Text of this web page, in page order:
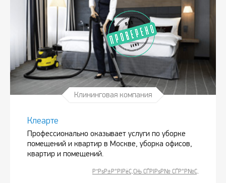
Клининговая компания
Клеарте
Профессионально оказывает услуги по уборке
помещений и квартир в Москве, уборка офисов,
квартир и помещений.
Р”РѕР±Р°РІРёС‚СЊ СЃРІРѕР№ СЃР°Р№С‚